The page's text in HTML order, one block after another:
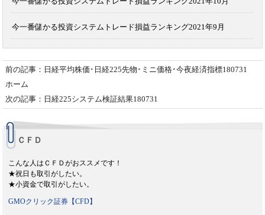
今一番儲かる投資システムトレード損益ランキング2021年9月
前の記事：日経平均株価･日経225先物･ミニ価格･今夜経済指標180731
ホーム
次の記事：日経225システム検証結果180731
ＣＦＤ
こんな人はＣＦＤがおススメです！
★祝日も取引がしたい。
★小資金で取引がしたい。
GMOクリック証券【CFD】